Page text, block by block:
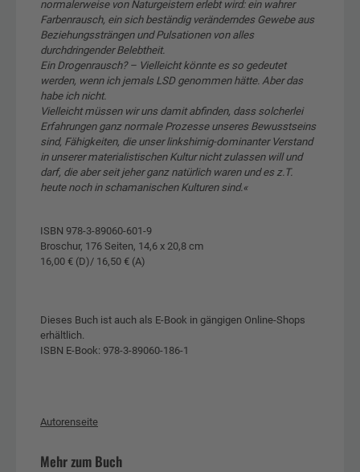
normalerweise von Naturgeistern erlebt wird: ein wahrer
Farbenrausch, ein sich beständig veränderndes Gewebe aus
Beziehungssträngen und Pulsationen von alles
durchdringender Belebtheit.
Ein Drogenrausch? – Vielleicht könnte es so gedeutet
werden, wenn ich jemals LSD genommen hätte. Aber das
habe ich nicht.
Vielleicht müssen wir uns damit abfinden, dass solcherlei
Erfahrungen ganz normale Prozesse unseres Bewusstseins
sind, Fähigkeiten, die unser linkshirnig-dominanter Verstand
in unserer materialistischen Kultur nicht zulassen will und
darf, die aber seit jeher ganz natürlich waren und es z.T.
heute noch in schamanischen Kulturen sind.«
ISBN 978-3-89060-601-9
Broschur, 176 Seiten, 14,6 x 20,8 cm
16,00 € (D)/ 16,50 € (A)
Dieses Buch ist auch als E-Book in gängigen Online-Shops
erhältlich.
ISBN E-Book: 978-3-89060-186-1
Autorenseite
Mehr zum Buch